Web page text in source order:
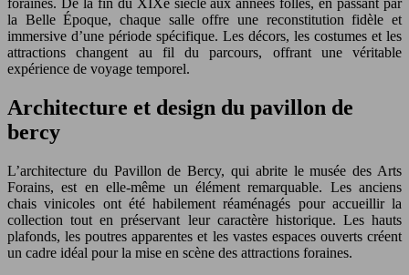
foraines. De la fin du XIXe siècle aux années folles, en passant par
la Belle Époque, chaque salle offre une reconstitution fidèle et
immersive d’une période spécifique. Les décors, les costumes et les
attractions changent au fil du parcours, offrant une véritable
expérience de voyage temporel.
Architecture et design du pavillon de
bercy
L’architecture du Pavillon de Bercy, qui abrite le musée des Arts
Forains, est en elle-même un élément remarquable. Les anciens
chais vinicoles ont été habilement réaménagés pour accueillir la
collection tout en préservant leur caractère historique. Les hauts
plafonds, les poutres apparentes et les vastes espaces ouverts créent
un cadre idéal pour la mise en scène des attractions foraines.